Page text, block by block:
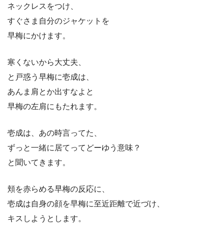
ネックレスをつけ、
すぐさま自分のジャケットを
早梅にかけます。
寒くないから大丈夫、
と戸惑う早梅に壱成は、
あんま肩とか出すなよと
早梅の左肩にもたれます。
壱成は、あの時言ってた、
ずっと一緒に居てってどーゆう意味？
と聞いてきます。
頬を赤らめる早梅の反応に、
壱成は自身の顔を早梅に至近距離で近づけ、
キスしようとします。